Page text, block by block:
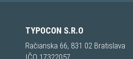
TYPOCON S.R.O
Račianska 66, 831 02 Bratislava
IČO 17322057